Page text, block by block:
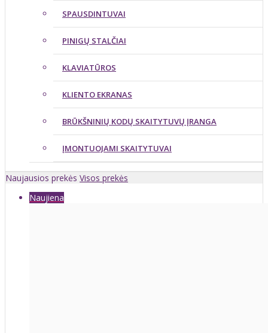
SPAUSDINTUVAI
PINIGŲ STALČIAI
KLAVIATŪROS
KLIENTO EKRANAS
BRŪKŠNINIŲ KODŲ SKAITYTUVŲ ĮRANGA
ĮMONTUOJAMI SKAITYTUVAI
Naujausios prekės Visos prekės
Naujiena